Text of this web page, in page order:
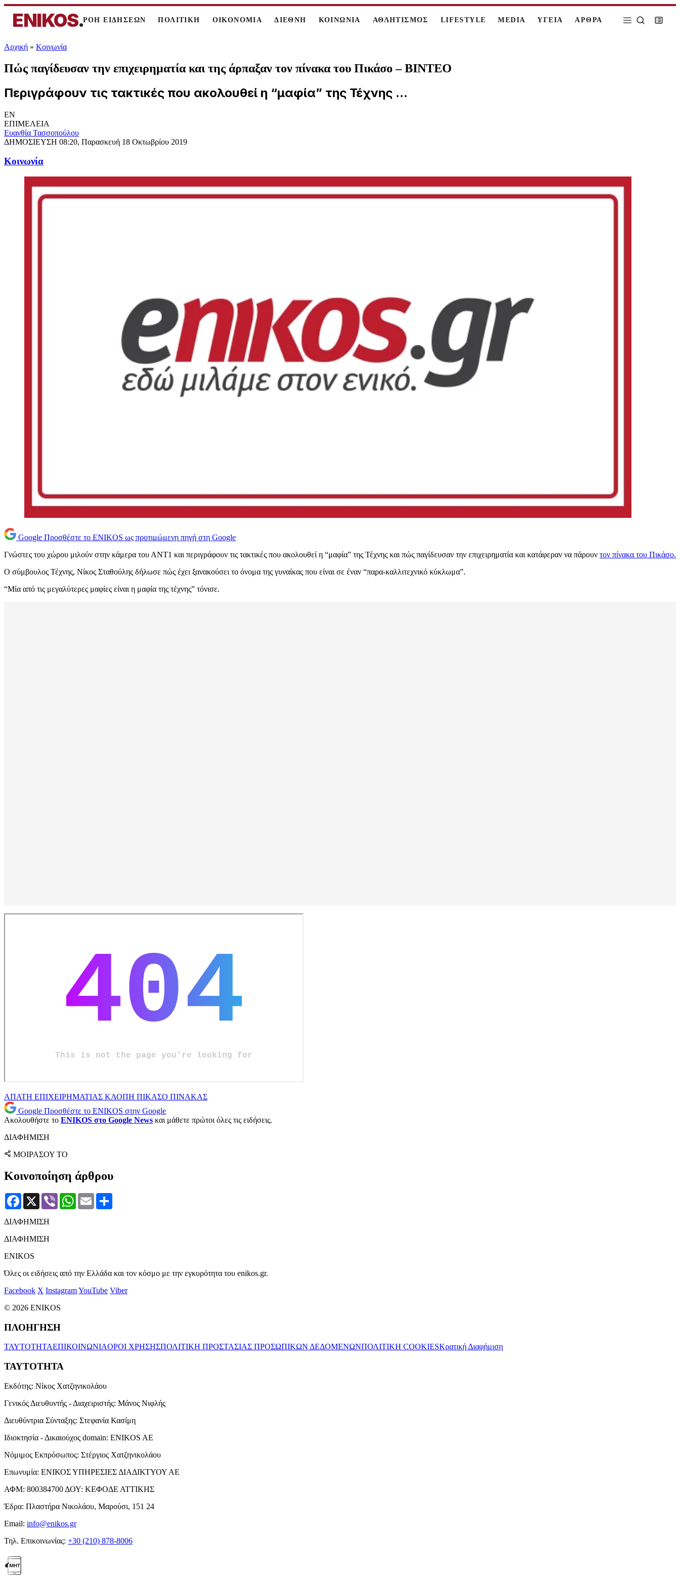
ENIKOS.ΡΟΗ ΕΙΔΗΣΕΩΝ ΠΟΛΙΤΙΚΗ ΟΙΚΟΝΟΜΙΑ ΔΙΕΘΝΗ ΚΟΙΝΩΝΙΑ ΑΘΛΗΤΙΣΜΟΣ LIFESTYLE MEDIA ΥΓΕΙΑ ΑΡΘΡΑ
Αρχική » Κοινωνία
Πώς παγίδευσαν την επιχειρηματία και της άρπαξαν τον πίνακα του Πικάσο – ΒΙΝΤΕΟ
Περιγράφουν τις τακτικές που ακολουθεί η “μαφία” της Τέχνης ...
EN
ΕΠΙΜΕΛΕΙΑ
Ευανθία Τασσοπούλου
ΔΗΜΟΣΙΕΥΣΗ 08:20, Παρασκευή 18 Οκτωβρίου 2019
Κοινωνία
Google Προσθέστε το ENIKOS ως προτιμώμενη πηγή στη Google
Γνώστες του χώρου μιλούν στην κάμερα του ΑΝΤ1 και περιγράφουν τις τακτικές που ακολουθεί η “μαφία” της Τέχνης και πώς παγίδευσαν την επιχειρηματία και κατάφεραν να πάρουν τον πίνακα του Πικάσο.
Ο σύμβουλος Τέχνης, Νίκος Σταθούλης δήλωσε πώς έχει ξανακούσει το όνομα της γυναίκας που είναι σε έναν “παρα-καλλιτεχνικό κύκλωμα”.
“Μία από τις μεγαλύτερες μαφίες είναι η μαφία της τέχνης” τόνισε.
ΑΠΑΤΗ ΕΠΙΧΕΙΡΗΜΑΤΙΑΣ ΚΛΟΠΗ ΠΙΚΑΣΟ ΠΙΝΑΚΑΣ
Google Προσθέστε το ENIKOS στην Google
Ακολουθήστε το ENIKOS στο Google News και μάθετε πρώτοι όλες τις ειδήσεις.
ΔΙΑΦΗΜΙΣΗ
ΜΟΙΡΑΣΟΥ ΤΟ
Κοινοποίηση άρθρου
Facebook
X Viber WhatsApp
Email
ΔΙΑΦΗΜΙΣΗ
ΔΙΑΦΗΜΙΣΗ
ENIKOS
Όλες οι ειδήσεις από την Ελλάδα και τον κόσμο με την εγκυρότητα του enikos.gr.
Facebook X InstagramYouTube Viber
© 2026 ENIKOS
ΠΛΟΗΓΗΣΗ
ΤΑΥΤΟΤΗΤΑΕΠΙΚΟΙΝΩΝΙΑΟΡΟΙ ΧΡΗΣΗΣΠΟΛΙΤΙΚΗ ΠΡΟΣΤΑΣΙΑΣ ΠΡΟΣΩΠΙΚΩΝ ΔΕΔΟΜΕΝΩΝΠΟΛΙΤΙΚΗ COOKIESΚρατική Διαφήμιση
ΤΑΥΤΟΤΗΤΑ
Εκδότης: Νίκος Χατζηνικολάου
Γενικός Διευθυντής - Διαχειριστής: Μάνος Νιφλής
Διευθύντρια Σύνταξης: Στεφανία Κασίμη
Ιδιοκτησία - Δικαιούχος domain: ENIKOS AE
Νόμιμος Εκπρόσωπος: Στέργιος Χατζηνικολάου
Επωνυμία: ΕΝΙΚΟΣ ΥΠΗΡΕΣΙΕΣ ΔΙΑΔΙΚΤΥΟΥ ΑΕ
ΑΦΜ: 800384700 ΔΟΥ: ΚΕΦΟΔΕ ΑΤΤΙΚΗΣ
Έδρα: Πλαστήρα Νικολάου, Μαρούσι, 151 24
Email: info@enikos.gr
Τηλ. Επικοινωνίας: +30 (210) 878-8006